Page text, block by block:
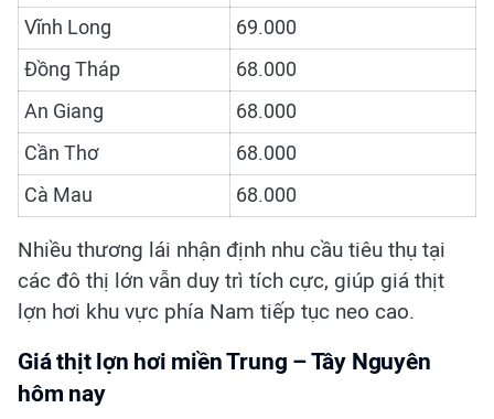
Vĩnh Long
69.000
Đồng Tháp
68.000
An Giang
68.000
Cần Thơ
68.000
Cà Mau
68.000
Nhiều thương lái nhận định nhu cầu tiêu thụ tại
các đô thị lớn vẫn duy trì tích cực, giúp giá thịt
lợn hơi khu vực phía Nam tiếp tục neo cao.
Giá thịt lợn hơi miền Trung – Tây Nguyên
hôm nay